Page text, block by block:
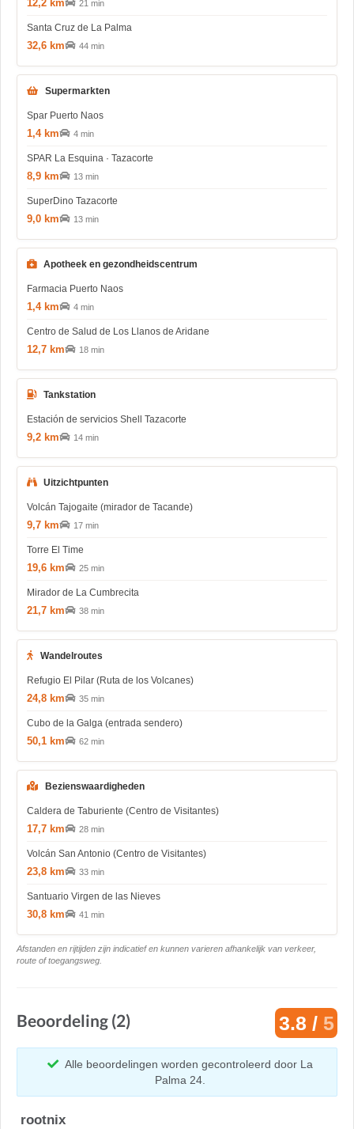
12,2 km 21 min
Santa Cruz de La Palma
32,6 km 44 min
Supermarkten
Spar Puerto Naos
1,4 km 4 min
SPAR La Esquina · Tazacorte
8,9 km 13 min
SuperDino Tazacorte
9,0 km 13 min
Apotheek en gezondheidscentrum
Farmacia Puerto Naos
1,4 km 4 min
Centro de Salud de Los Llanos de Aridane
12,7 km 18 min
Tankstation
Estación de servicios Shell Tazacorte
9,2 km 14 min
Uitzichtpunten
Volcán Tajogaite (mirador de Tacande)
9,7 km 17 min
Torre El Time
19,6 km 25 min
Mirador de La Cumbrecita
21,7 km 38 min
Wandelroutes
Refugio El Pilar (Ruta de los Volcanes)
24,8 km 35 min
Cubo de la Galga (entrada sendero)
50,1 km 62 min
Bezienswaardigheden
Caldera de Taburiente (Centro de Visitantes)
17,7 km 28 min
Volcán San Antonio (Centro de Visitantes)
23,8 km 33 min
Santuario Virgen de las Nieves
30,8 km 41 min
Afstanden en rijtijden zijn indicatief en kunnen varieren afhankelijk van verkeer,
route of toegangsweg.
Beoordeling (2) 3.8 / 5
Alle beoordelingen worden gecontroleerd door La
Palma 24.
rootnix